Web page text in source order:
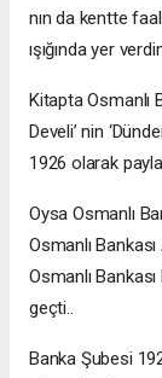
nın da kentte
ışığında yer
Kitapta Osmanlı
Develi’ nin
1926 olarak
Oysa Osmanlı
Osmanlı
Osmanlı
geçti..
Banka Şubesi